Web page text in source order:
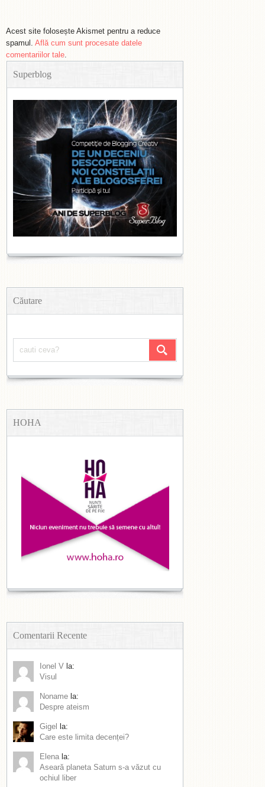
Acest site folosește Akismet pentru a reduce
spamul. Află cum sunt procesate datele
comentariilor tale.
Superblog
Căutare
HOHA
Comentarii Recente
Ionel V la:
Visul
Noname la:
Despre ateism
Gigel
la:
Care este limita decenței?
Elena la:
Aseară planeta Saturn s-a văzut cu
ochiul liber